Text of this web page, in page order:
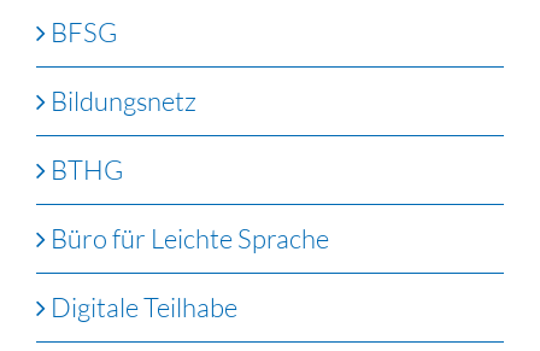
BFSG
Bildungsnetz
BTHG
Büro für Leichte Sprache
Digitale Teilhabe